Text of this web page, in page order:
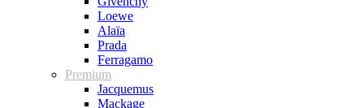
Loewe
Alaïa
Prada
Ferragamo
Premium
Jacquemus
Mackage